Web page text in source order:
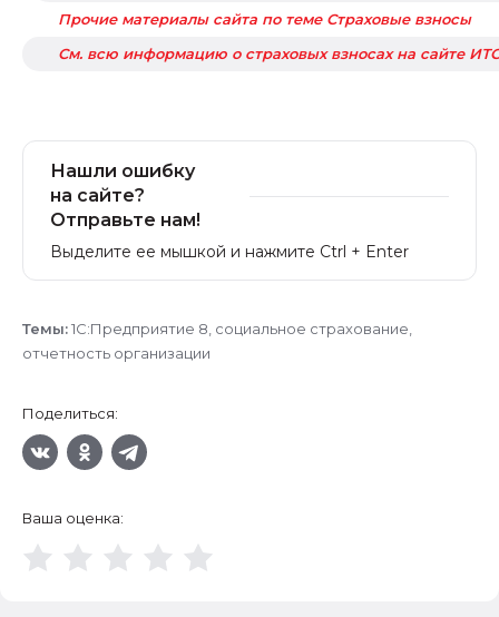
Прочие материалы сайта по теме Страховые взносы
См. всю информацию о страховых взносах на сайте ИТС
Нашли ошибку
на сайте?
Отправьте нам!
Выделите ее мышкой и нажмите Ctrl + Enter
Темы:1С:Предприятие 8 социальное страхование
отчетность организации
Поделиться:
Ваша оценка: